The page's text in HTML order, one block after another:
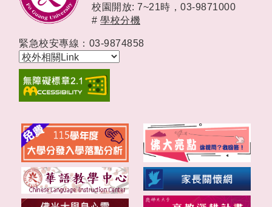
校園開放: 7~21時， 03-9871000
# 學校分機
緊急校安專線：03-9874858